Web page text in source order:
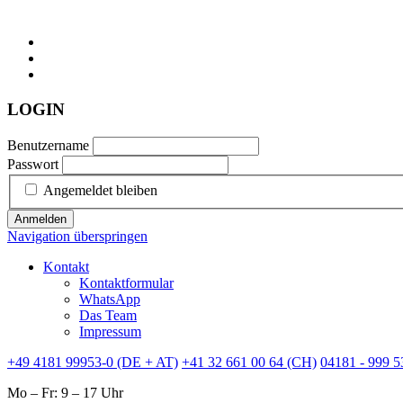
LOGIN
Benutzername
Passwort
Angemeldet bleiben
Anmelden
Navigation überspringen
Kontakt
Kontaktformular
WhatsApp
Das Team
Impressum
+49 4181 99953-0 (DE + AT) +41 32 661 00 64 (CH) 04181 - 999
Mo – Fr: 9 – 17 Uhr